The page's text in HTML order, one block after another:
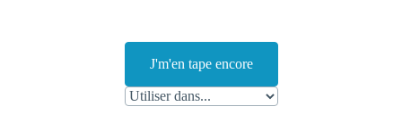
J'm'en tape encore